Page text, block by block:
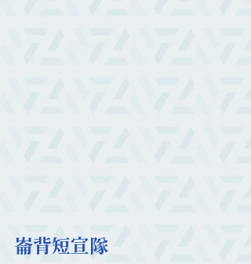
崙背短宣隊